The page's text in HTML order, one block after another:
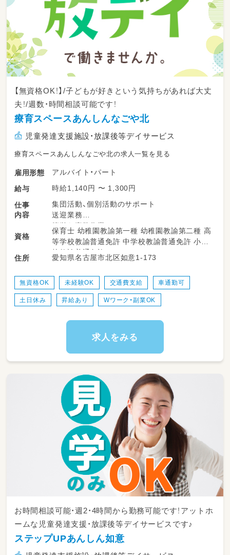
【無資格OK！】/子どもが好きという気持ちがあれば大丈
夫！/週数・時間相談可能です！
療育スペースあんしんなごや北
児童発達支援施設・放課後等デイサービス
療育スペースあんしんなごや北の求人一覧を見る
雇用形態
アルバイト・パート
給与
時給1,140円 〜 1,300円
仕事
内容
集団活動、個別活動のサポート
送迎業務
簡単な事務作業
掃除などの雑務
資格
保育士 幼稚園教諭第一種 幼稚園教諭第二種 高
等学校教諭普通免許 中学校教諭普通免許 小学
校教諭普通免許
住所 愛知県名古屋市北区如意1‐173
無資格OK 未経験OK 交通費支給 車通勤可
土日休み 昇給あり Wワーク・副業OK
求人をみる
お時間相談可能・週2・4時間から勤務可能です！アットホ
ームな児童発達支援・放課後等デイサービスです♪
ステップUPあんしん如意